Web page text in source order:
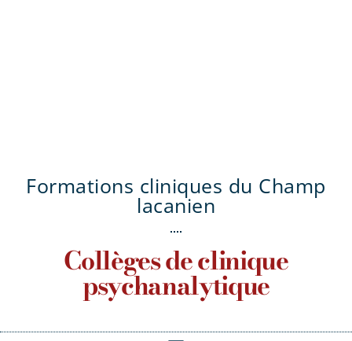
Formations cliniques du Champ
lacanien
Collèges de clinique
psychanalytique